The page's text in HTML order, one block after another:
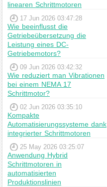
linearen Schrittmotoren
17 Jun 2026 03:47:28
Wie beeinflusst die
Getriebeübersetzung die
Leistung eines DC-
Getriebemotors?
09 Jun 2026 03:42:32
Wie reduziert man Vibrationen
bei einem NEMA 17
Schrittmotor?
02 Jun 2026 03:35:10
Kompakte
Automatisierungssysteme dank
integrierter Schrittmotoren
25 May 2026 03:25:07
Anwendung Hybrid
Schrittmotoren in
automatisierten
Produktionslinien